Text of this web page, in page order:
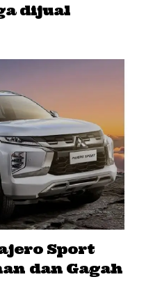
dijual
Sport
dan Gagah